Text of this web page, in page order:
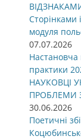
Сторінками
модуля
07.07.2026
Настановча
практики
НАУКОВЦІ
ПРОБЛЕМИ
30.06.2026
Поетичні